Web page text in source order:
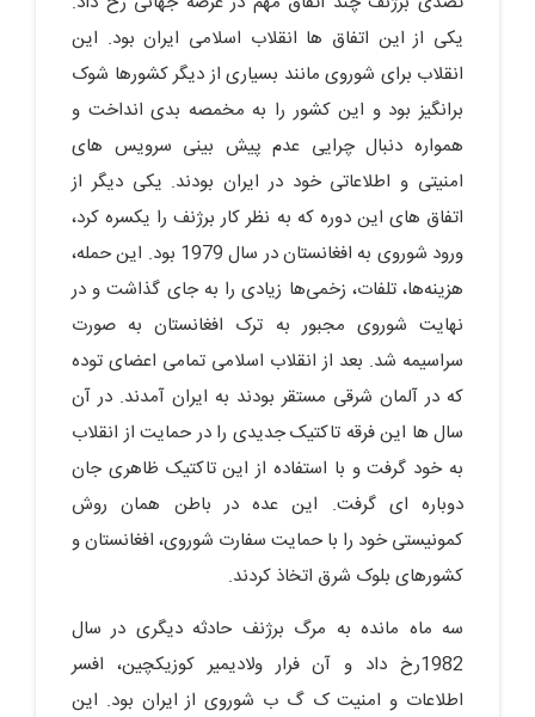
یکی از این اتفاق ها انقلاب اسلامی ایران بود. این
انقلاب برای شوروی مانند بسیاری از دیگر کشورها شوک
برانگیز بود و این کشور را به مخمصه بدی انداخت و
همواره دنبال چرایی عدم پیش بینی سرویس های
امنیتی و اطلاعاتی خود در ایران بودند. یکی دیگر از
اتفاق های این دوره که به نظر کار برژنف را یکسره کرد،
ورود شوروی به افغانستان در سال 1979 بود. این حمله،
هزینه‌ها، تلفات، زخمی‌ها زیادی را به جای گذاشت و در
نهایت شوروی مجبور به ترک افغانستان به صورت
سراسیمه شد. بعد از انقلاب اسلامی تمامی اعضای توده
که در آلمان شرقی مستقر بودند به ایران آمدند. در آن
سال ها این فرقه تاکتیک جدیدی را در حمایت از انقلاب
به خود گرفت و با استفاده از این تاکتیک ظاهری جان
دوباره ای گرفت. این عده در باطن همان روش
کمونیستی خود را با حمایت سفارت شوروی، افغانستان و
کشورهای بلوک شرق اتخاذ کردند.
سه ماه مانده به مرگ برژنف حادثه دیگری در سال
1982رخ داد و آن فرار ولادیمیر کوزیکچین، افسر
اطلاعات و امنیت ک گ ب شوروی از ایران بود. این